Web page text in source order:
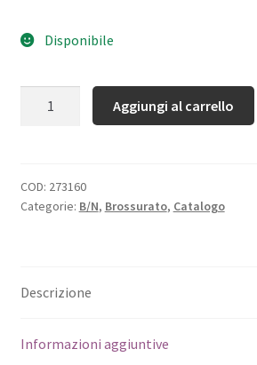
Disponibile
Aggiungi al carrello
COD: 273160
Categorie: B/N, Brossurato, Catalogo
Descrizione
Informazioni aggiuntive